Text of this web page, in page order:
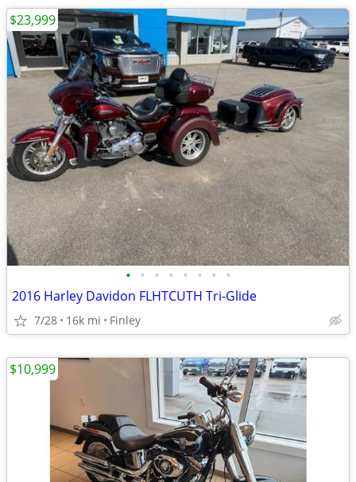
• • • • • • • •
2016 Harley Davidon FLHTCUTH Tri-Glide
7/28 16k mi Finley
$23,999
$10,999